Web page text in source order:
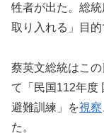
牲者が出た。総
取り入れる」目的
蔡英文総統はこ
て「民国112年度
避難訓練」を視察
た。